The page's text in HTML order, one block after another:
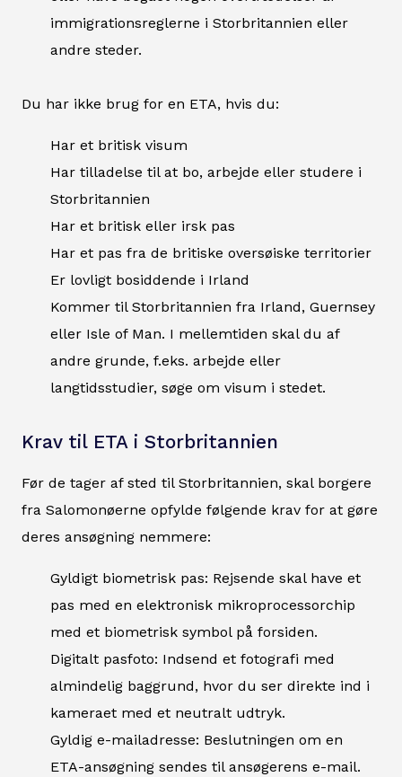
immigrationsreglerne i Storbritannien eller
andre steder.
Du har ikke brug for en ETA, hvis du:
Har et britisk visum
Har tilladelse til at bo, arbejde eller studere i
Storbritannien
Har et britisk eller irsk pas
Har et pas fra de britiske oversøiske territorier
Er lovligt bosiddende i Irland
Kommer til Storbritannien fra Irland, Guernsey
eller Isle of Man. I mellemtiden skal du af
andre grunde, f.eks. arbejde eller
langtidsstudier, søge om visum i stedet.
Krav til ETA i Storbritannien
Før de tager af sted til Storbritannien, skal borgere
fra Salomonøerne opfylde følgende krav for at gøre
deres ansøgning nemmere:
Gyldigt biometrisk pas: Rejsende skal have et
pas med en elektronisk mikroprocessorchip
med et biometrisk symbol på forsiden.
Digitalt pasfoto: Indsend et fotografi med
almindelig baggrund, hvor du ser direkte ind i
kameraet med et neutralt udtryk.
Gyldig e-mailadresse: Beslutningen om en
ETA-ansøgning sendes til ansøgerens e-mail.